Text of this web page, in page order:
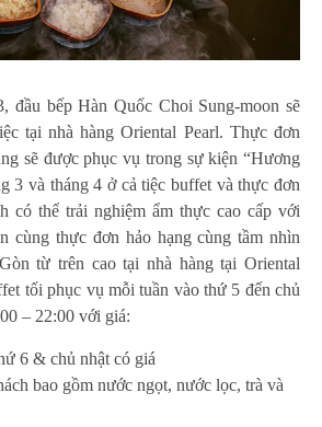
đầu bếp Hàn Quốc Choi Sung-moon sẽ
tại nhà hàng Oriental Pearl. Thực đơn
sẽ được phục vụ trong sự kiện “Hương
3 và tháng 4 ở cả tiệc buffet và thực đơn
có thể trải nghiệm ẩm thực cao cấp với
cùng thực đơn hảo hạng cùng tầm nhìn
từ trên cao tại nhà hàng tại Oriental
tối phục vụ mỗi tuần vào thứ 5 đến chủ
– 22:00 với giá:
6 & chủ nhật có giá
bao gồm nước ngọt, nước lọc, trà và